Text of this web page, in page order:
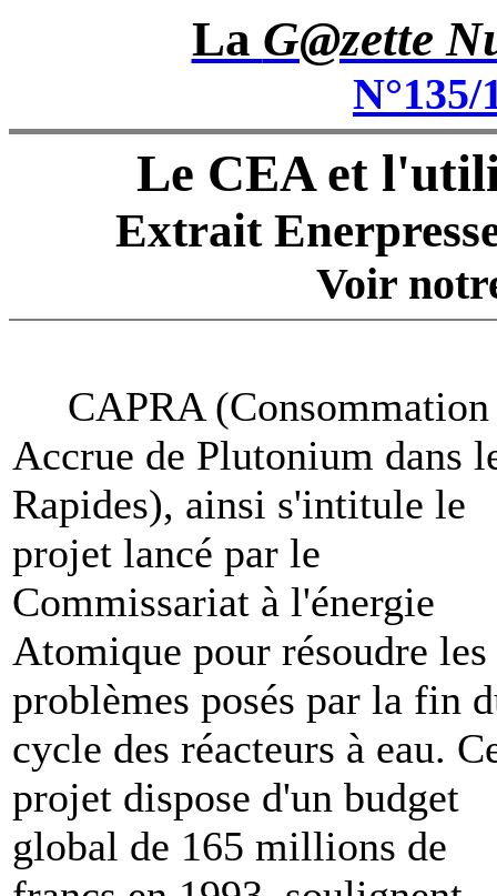
La G@zette
N°135/
Le CEA et
Extrait
Voir
CAPRA (Consommation
Accrue de Plutonium dans
Rapides), ainsi s'intitule le
projet lancé par le
Commissariat à l'énergie
Atomique pour résoudre les
problèmes posés par la fin
cycle des réacteurs à eau.
projet dispose d'un budget
global de 165 millions de